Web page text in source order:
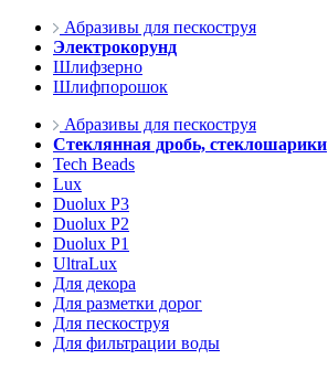
Абразивы для пескоструя
Электрокорунд
Шлифзерно
Шлифпорошок
Абразивы для пескоструя
Стеклянная дробь, стеклошарики
Tech Beads
Lux
Duolux P3
Duolux P2
Duolux P1
UltraLux
Для декора
Для разметки дорог
Для пескоструя
Для фильтрации воды